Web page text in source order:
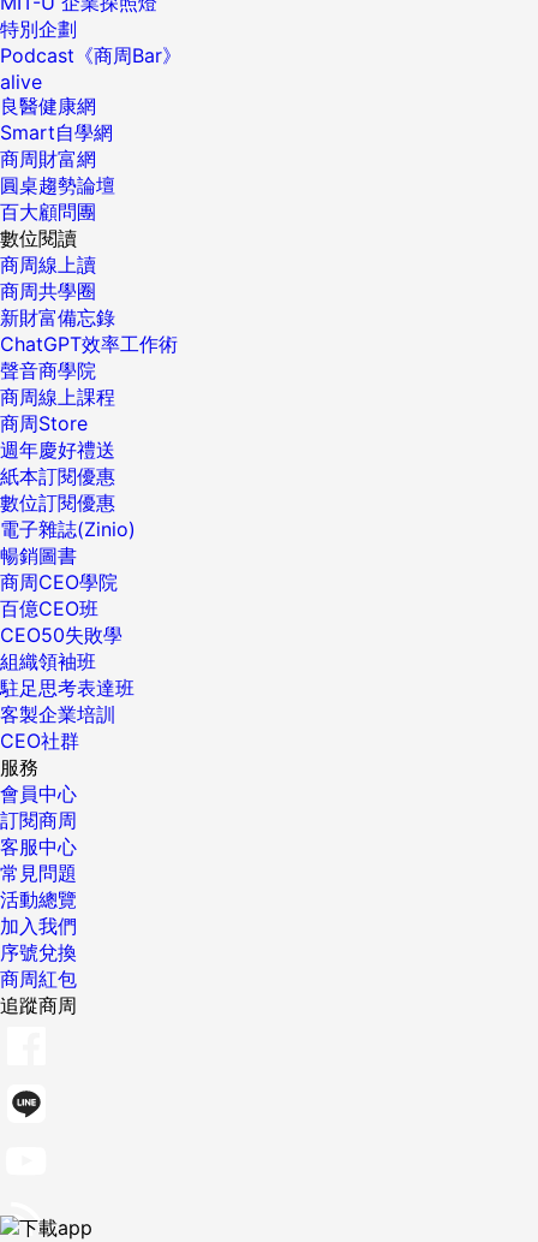
特別企劃
Podcast《商周Bar》
alive
良醫健康網
Smart自學網
商周財富網
圓桌趨勢論壇
百大顧問團
數位閱讀
商周線上讀
商周共學圈
新財富備忘錄
ChatGPT效率工作術
聲音商學院
商周線上課程
商周Store
週年慶好禮送
紙本訂閱優惠
數位訂閱優惠
電子雜誌(Zinio)
暢銷圖書
商周CEO學院
百億CEO班
CEO50失敗學
組織領袖班
駐足思考表達班
客製企業培訓
CEO社群
服務
會員中心
訂閱商周
客服中心
常見問題
活動總覽
加入我們
序號兌換
商周紅包
追蹤商周